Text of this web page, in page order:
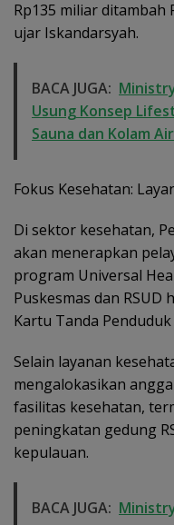
Rp135 miliar ditambah
ujar Iskandarsyah.
BACA JUGA:
Usung Konsep
Sauna dan Kolam
Fokus Kesehatan:
Di sektor kesehatan,
akan menerapkan
program Universal
Puskesmas dan
Kartu Tanda Penduduk
Selain layanan
mengalokasikan
fasilitas kesehatan,
peningkatan gedung
kepulauan.
BACA JUGA: